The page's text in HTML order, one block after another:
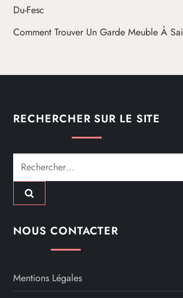
Comment Trouver Un Garde Meuble À
RECHERCHER SUR LE SITE
Rechercher :
NOUS CONTACTER
Mentions Légales